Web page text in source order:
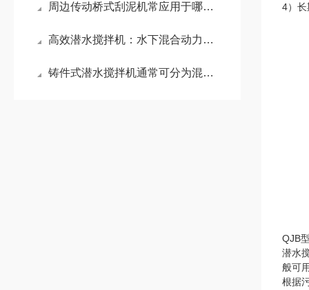
周边传动桥式刮泥机常应用于哪些场景？
高效潜水搅拌机：水下混合动力的工作原理与实际应用
铸件式潜水搅拌机通常可分为混合搅拌和低速推流两大系列
4）长
QJB
潜水
般可
根据